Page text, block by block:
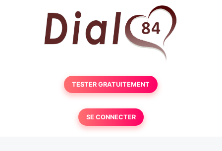
TESTER GRATUITEMENT
SE CONNECTER